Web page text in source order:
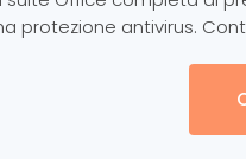
protezione antivirus.